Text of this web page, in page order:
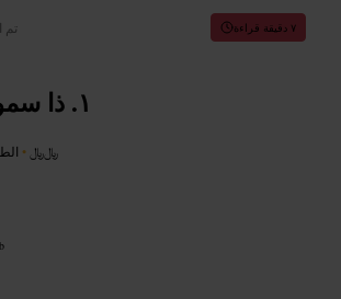
تم ٧ دقيقة قراءة
ذا
﷼﷼ •